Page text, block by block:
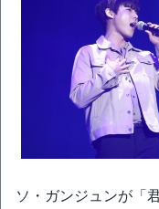
ソ・ガンジュンが「